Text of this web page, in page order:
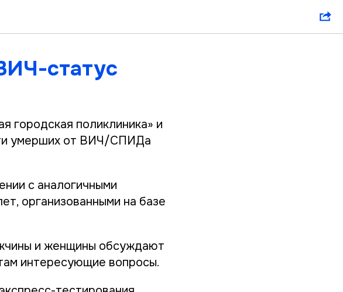
статус
городская поликлиника» и
умерших от ВИЧ/СПИДа
с аналогичными
организованными на базе
и женщины обсуждают
интересующие вопросы.